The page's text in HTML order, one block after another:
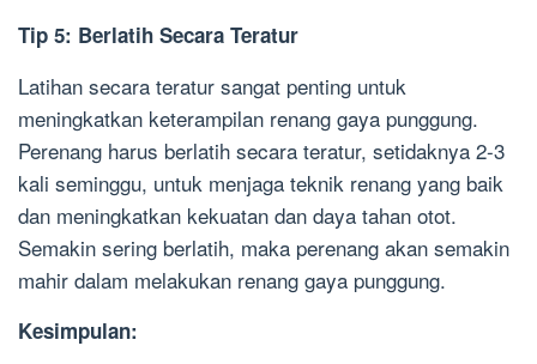
Tip 5: Berlatih Secara Teratur
Latihan secara teratur sangat penting untuk
meningkatkan keterampilan renang gaya punggung.
Perenang harus berlatih secara teratur, setidaknya 2-3
kali seminggu, untuk menjaga teknik renang yang baik
dan meningkatkan kekuatan dan daya tahan otot.
Semakin sering berlatih, maka perenang akan semakin
mahir dalam melakukan renang gaya punggung.
Kesimpulan: